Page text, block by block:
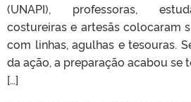
(UNAPI), professoras,
costureiras e artesãs colocaram
com linhas, agulhas e tesouras.
da ação, a preparação acabou se
[…]